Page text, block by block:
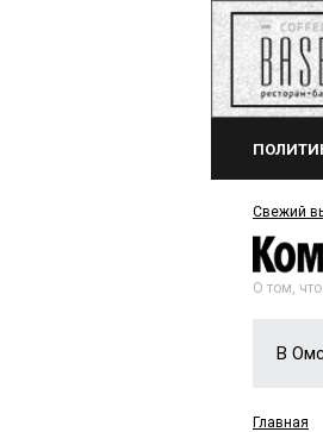
Свежий
О том,
В
Главная